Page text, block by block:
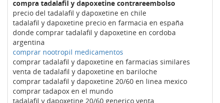
compra tadalafil y dapoxetine contrareembolso
precio del tadalafil y dapoxetine en chile
tadalafil y dapoxetine precio en farmacia en españa
donde comprar tadalafil y dapoxetine en cordoba
argentina
comprar nootropil medicamentos
comprar tadalafil y dapoxetine en farmacias similares
venta de tadalafil y dapoxetine en bariloche
comprar tadalafil y dapoxetine 20/60 en linea mexico
comprar tadapox en el mundo
tadalafil y dapoxetine 20/60 generico venta